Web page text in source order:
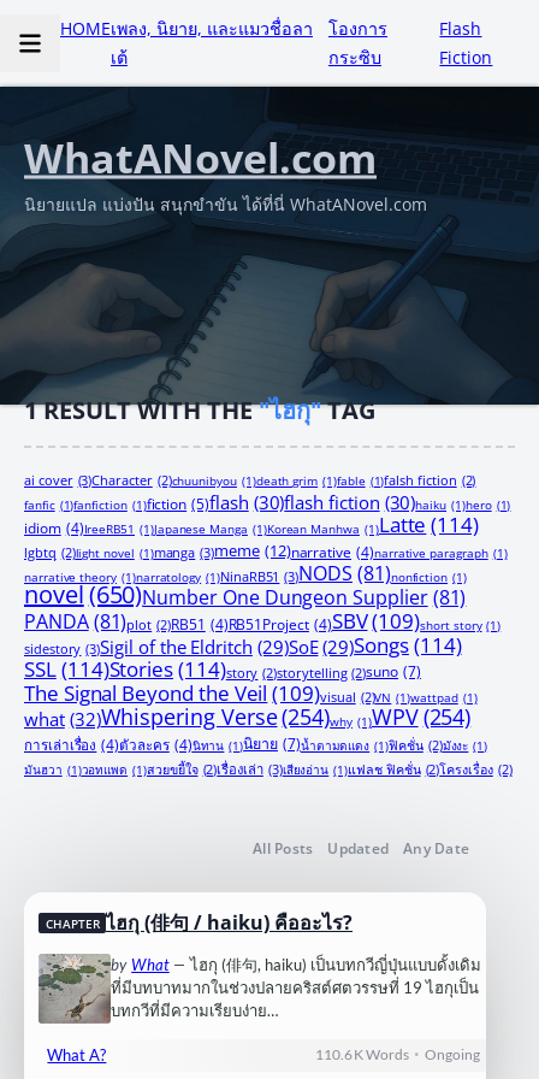
HOMEเพลง, นิยาย, และแมวชื่อลา
เต้
โองการ
กระซิบ
Flash
Fiction
WhatANovel.com
นิยายแปล แบ่งปัน สนุกขำขัน ได้ที่นี่ WhatANovel.com
1RESULT WITH THE"ไฮกุ"TAG
ai cover (3)Character (2)chuunibyou (1)death grim (1)fable (1)falsh fiction (2)
fanfic (1)fanfiction (1)fiction (5)flash (30)flash fiction (30)haiku (1)hero (1)
idiom (4)IreeRB51 (1)Japanese Manga (1)Korean Manhwa (1)Latte (114)
lgbtq (2)light novel (1)manga (3)meme (12)narrative (4)narrative paragraph (1)
narrative theory (1)narratology (1)NinaRB51 (3)NODS (81)nonfiction (1)
novel(650)Number One Dungeon Supplier(81)
PANDA(81)plot (2)RB51 (4)RB51Project (4)SBV(109)short story (1)
sidestory (3)Sigil of the Eldritch (29)SoE (29)Songs(114)
SSL(114)Stories(114)story (2)storytelling (2)suno (7)
The Signal Beyond the Veil (109)visual (2)VN (1)wattpad (1)
what (32)Whispering Verse(254)why (1)WPV(254)
การเล่าเรื่อง (4)ตัวละคร (4)นิทาน (1)นิยาย (7)น้ำตามดแดง (1)ฟิคชั่น (2)มังงะ (1)
มันฮวา (1)วอทแพด (1)สวยขยี้ใจ (2)เรื่องเล่า (3)เสียงอ่าน (1)แฟลช ฟิคชั่น (2)โครงเรื่อง (2)
All Posts Updated Any Date
CHAPTER ไฮกุ (俳句 / haiku) คืออะไร?
byWhat— ไฮกุ (俳句, haiku) เป็นบทกวีญี่ปุ่นแบบดั้งเดิม
ที่มีบทบาทมากในช่วงปลายคริสต์ศตวรรษที่ 19 ไฮกุเป็น
บทกวีที่มีความเรียบง่าย…
What A? 110.6 KWords •Ongoing